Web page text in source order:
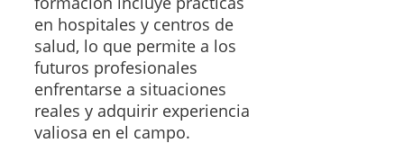
en hospitales y centros de
salud, lo que permite a los
futuros profesionales
enfrentarse a situaciones
reales y adquirir experiencia
valiosa en el campo.